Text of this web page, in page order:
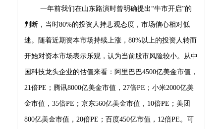
一年前我们在山东路演时曾明确提出“牛市开启”的
判断，当时80%的投资人持悲观态度，市场信心相对低
迷。随着近期资本市场持续上涨，80%以上的投资人转而
开始对资本市场表示乐观，认为当前股市风险较小。从中
国科技龙头企业的估值来看：阿里巴巴4500亿美金市值，
21倍PE；腾讯8000亿美金市值，27倍PE；小米2000亿美
金市值，35倍PE；京东560亿美金市值，10倍PE；美团
800亿美金市值，20倍PE；百度450亿市值，12倍PE。可